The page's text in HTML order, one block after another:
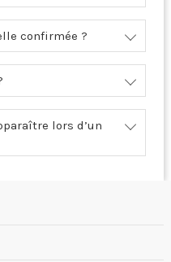
confirmée ?
lors d’un